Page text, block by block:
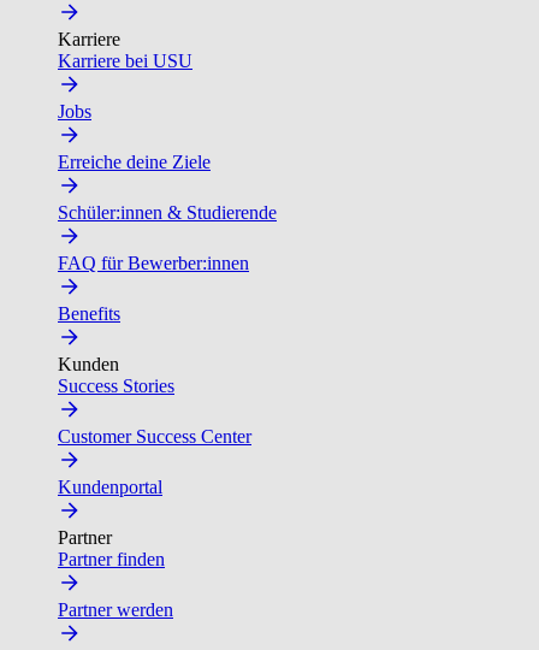
Karriere
Karriere bei USU
Jobs
Erreiche deine Ziele
Schüler:innen & Studierende
FAQ für Bewerber:innen
Benefits
Kunden
Success Stories
Customer Success Center
Kundenportal
Partner
Partner finden
Partner werden